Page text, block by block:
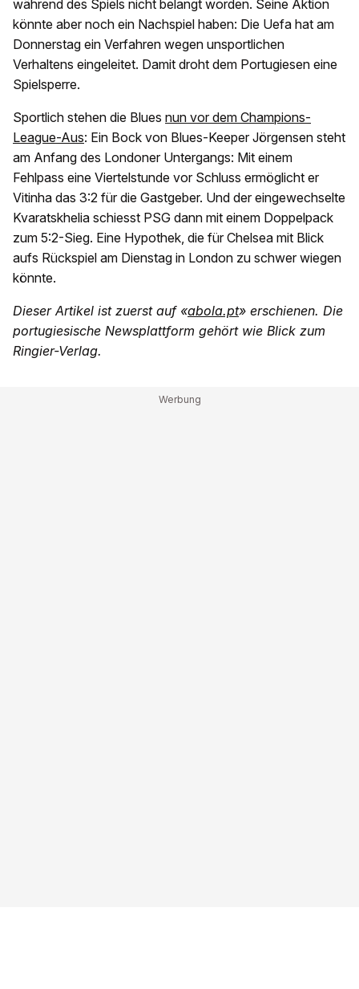
während des Spiels nicht belangt worden. Seine Aktion
könnte aber noch ein Nachspiel haben: Die Uefa hat am
Donnerstag ein Verfahren wegen unsportlichen
Verhaltens eingeleitet. Damit droht dem Portugiesen eine
Spielsperre.
Sportlich stehen die Blues nun vor dem Champions-
League-Aus: Ein Bock von Blues-Keeper Jörgensen steht
am Anfang des Londoner Untergangs: Mit einem
Fehlpass eine Viertelstunde vor Schluss ermöglicht er
Vitinha das 3:2 für die Gastgeber. Und der eingewechselte
Kvaratskhelia schiesst PSG dann mit einem Doppelpack
zum 5:2-Sieg. Eine Hypothek, die für Chelsea mit Blick
aufs Rückspiel am Dienstag in London zu schwer wiegen
könnte.
Dieser Artikel ist zuerst auf «abola.pt» erschienen. Die
portugiesische Newsplattform gehört wie Blick zum
Ringier-Verlag.